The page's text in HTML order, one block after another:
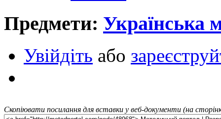
Предмети: Українська
Увійдіть або
Скопіювати посилання для вставки у веб-документи (на